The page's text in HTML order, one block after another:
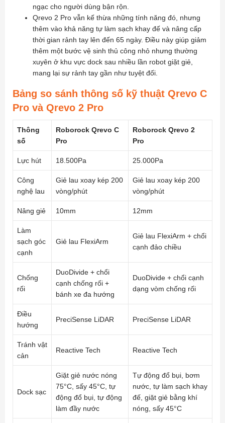
ngạc cho người dùng bận rộn.
Qrevo 2 Pro vẫn kế thừa những tính năng đó, nhưng
thêm vào khả năng tự làm sạch khay đế và nâng cấp
thời gian rảnh tay lên đến 65 ngày. Điều này giúp giảm
thêm một bước vệ sinh thủ công nhỏ nhưng thường
xuyên ở khu vực dock sau nhiều lần robot giặt giẻ,
mang lại sự rảnh tay gần như tuyệt đối.
Bảng so sánh thông số kỹ thuật Qrevo C
Pro và Qrevo 2 Pro
Thông
số
Roborock Qrevo C
Pro
Roborock Qrevo 2
Pro
Lực hút 18.500Pa 25.000Pa
Công
nghệ lau
Giẻ lau xoay kép 200
vòng/phút
Giẻ lau xoay kép 200
vòng/phút
Nâng giẻ 10mm 12mm
Làm
sạch góc
cạnh
Giẻ lau FlexiArm
Giẻ lau FlexiArm + chổi
cạnh đảo chiều
Chống
rối
DuoDivide + chổi
cạnh chống rối +
bánh xe đa hướng
DuoDivide + chổi cạnh
dạng vòm chống rối
Điều
hướng
PreciSense LiDAR PreciSense LiDAR
Tránh vật
cản
Reactive Tech Reactive Tech
Dock sạc
Giặt giẻ nước nóng
75°C, sấy 45°C, tự
động đổ bụi, tự động
làm đầy nước
Tự động đổ bụi, bơm
nước, tự làm sạch khay
đế, giặt giẻ bằng khí
nóng, sấy 45°C